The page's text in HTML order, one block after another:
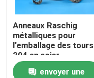
Anneaux Raschig
métalliques pour
l'emballage des tours
304 en acier
inoxydable
envoyer une